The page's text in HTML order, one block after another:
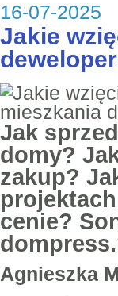
16-07-2025
Jakie
Jak
domy?
zakup?
cenie?
Agnieszka